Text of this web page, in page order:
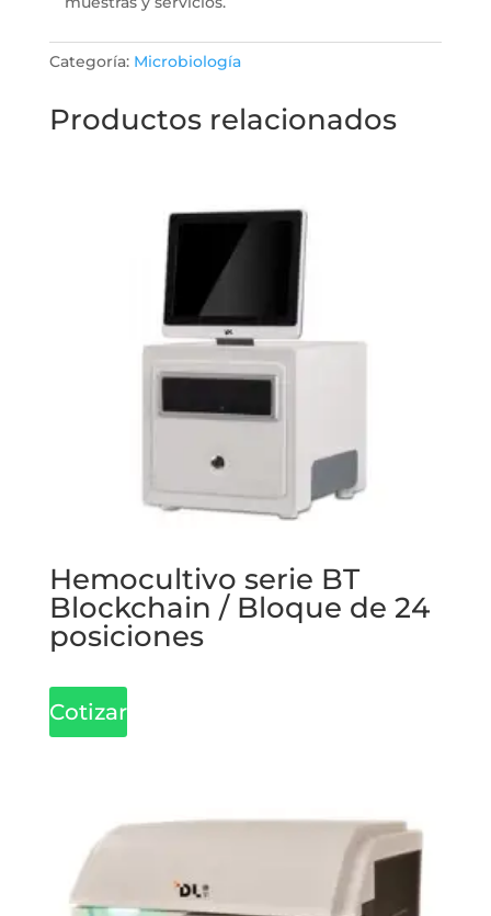
Categoría: Microbiología
Productos relacionados
Hemocultivo serie BT
Blockchain / Bloque de 24
posiciones
Cotizar